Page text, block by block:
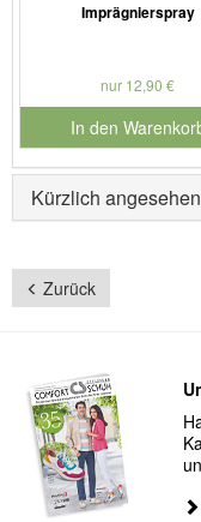
Imprägnierspray
nur 12,90 €
In den
für Produktnummer
Kürzlich
Zurück